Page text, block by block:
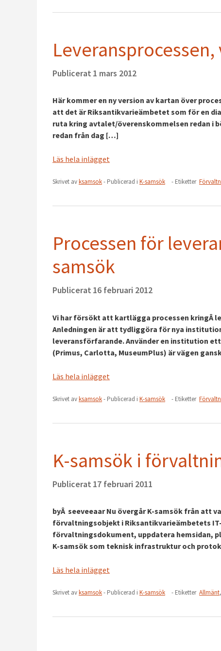
Publicerat 1 mars 2012
Här kommer en ny version av kartan över
att det är Riksantikvarieämbetet som för en
ruta kring avtalet/överenskommelsen redan i
redan från dag […]
Läs hela inlägget
Skrivet avksamsok- Publicerad i K-samsök - Etiketter
Processen för
samsök
Publicerat 16 februari 2012
Vi har försökt att kartlägga processen kringÂ
Anledningen är att tydliggöra för nya
leveransförfarande. Använder en institution
(Primus, Carlotta, MuseumPlus) är vägen
Läs hela inlägget
Skrivet avksamsok- Publicerad i K-samsök - Etiketter
K-samsök i
Publicerat 17 februari 2011
byÂ seeveeaar Nu övergår K-samsök från
förvaltningsobjekt i Riksantikvarieämbetets
förvaltningsdokument, uppdatera hemsidan,
K-samsök som teknisk infrastruktur och
Läs hela inlägget
Skrivet avksamsok- Publicerad i K-samsök - Etiketter Allmänt,